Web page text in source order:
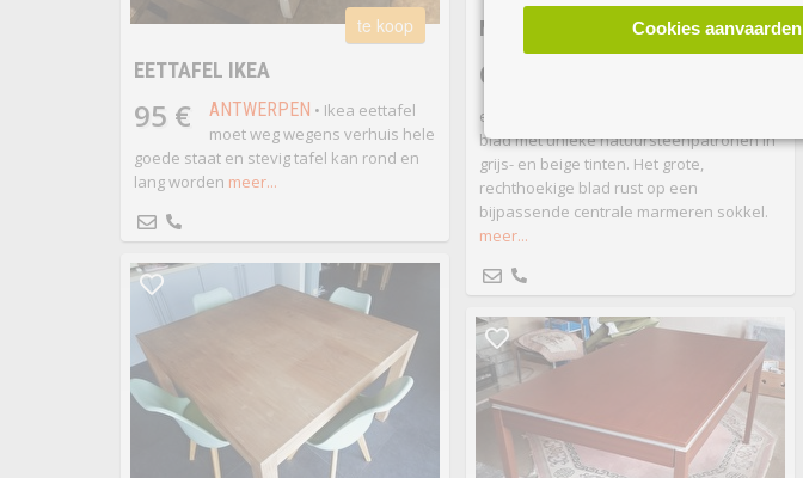
Cookies aanvaarden
te koop
EETTAFEL IKEA
95 € ANTWERPEN • Ikea eettafel
moet weg wegens verhuis hele
goede staat en stevig tafel kan rond en
lang worden meer...
MARMEREN EETTAFEL
GRATIS
eettafel heeft een massief marmeren
blad met unieke natuursteenpatronen in
grijs- en beige tinten. Het grote,
rechthoekige blad rust op een
bijpassende centrale marmeren sokkel.
meer...